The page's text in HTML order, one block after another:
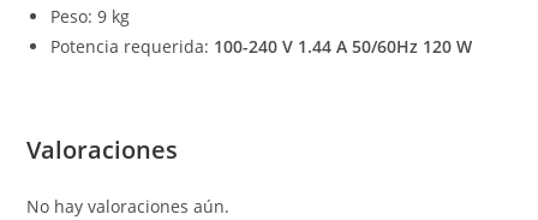
Peso: 9 kg
Potencia requerida: 100-240 V 1.44 A 50/60Hz 120 W
Valoraciones
No hay valoraciones aún.